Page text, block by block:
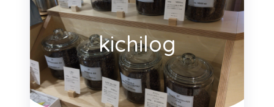
kichilog